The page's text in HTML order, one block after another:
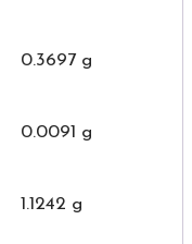
0.3697 g
0.0091 g
1.1242 g